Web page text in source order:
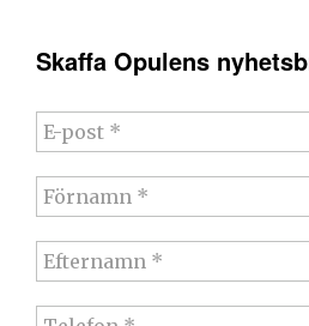
Skaffa Opulens